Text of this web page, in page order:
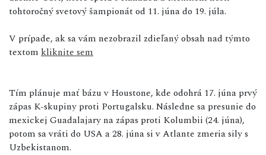
tohtoročný svetový šampionát od 11. júna do 19. júla.
V prípade, ak sa vám nezobrazil zdieľaný obsah nad týmto
textom kliknite sem
Tím plánuje mať bázu v Houstone, kde odohrá 17. júna prvý
zápas K-skupiny proti Portugalsku. Následne sa presunie do
mexickej Guadalajary na zápas proti Kolumbii (24. júna),
potom sa vráti do USA a 28. júna si v Atlante zmeria sily s
Uzbekistanom.